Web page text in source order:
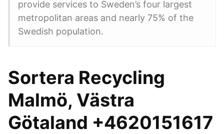
provide services to Sweden’s four largest
metropolitan areas and nearly 75% of the
Swedish population.
Sortera Recycling
Malmö, Västra
Götaland +4620151617